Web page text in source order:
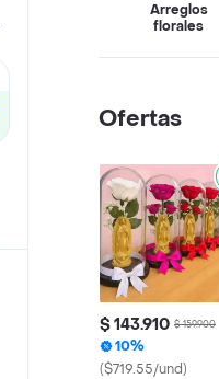
Arreglos
florales
Ofertas
$ 143.910 $ 159.900
10%
($719.55/und)